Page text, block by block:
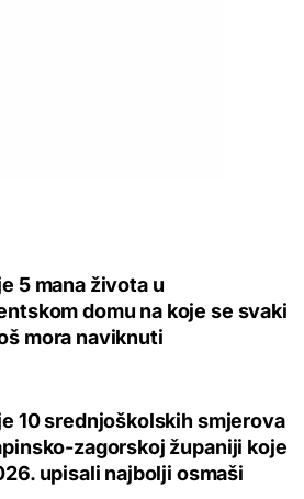
5 mana života u
domu na koje se svaki
mora naviknuti
10 srednjoškolskih smjerova
zagorskoj županiji koje
upisali najbolji osmaši